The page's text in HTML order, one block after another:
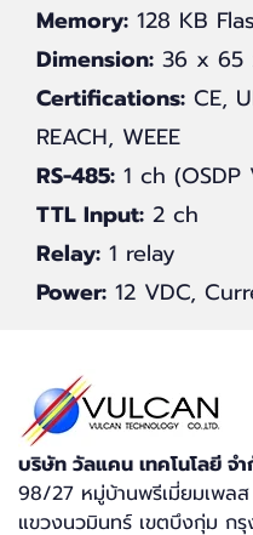
Memory: 128 KB
Dimension: 36 x 65
Certifications: CE,
REACH, WEEE
RS-485: 1 ch
TTL Input: 2 ch
Relay: 1 relay
Power: 12 VDC,
บริษัท วัลแคน เทคโนโลยี จ
98/27 หมู่บ้านพรีเมี่ยมเพล
แขวงนวมินทร์ เขตบึงกุ่ม ก